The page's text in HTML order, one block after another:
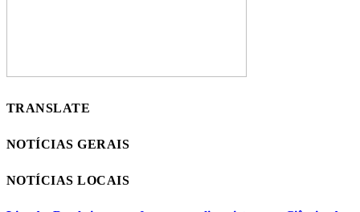
TRANSLATE
NOTÍCIAS GERAIS
NOTÍCIAS LOCAIS